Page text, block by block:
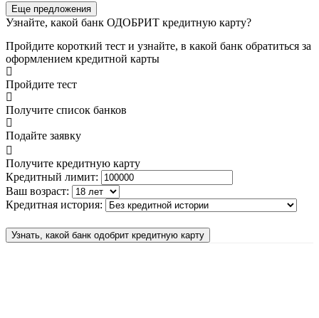
Еще предложения
Узнайте, какой банк ОДОБРИТ кредитную карту?
Пройдите короткий тест и узнайте, в какой банк обратиться за
оформлением кредитной карты
Пройдите тест
Получите список банков
Подайте заявку
Получите кредитную карту
Кредитный лимит:
Ваш возраст:
Кредитная история:
Узнать, какой банк одобрит кредитную карту